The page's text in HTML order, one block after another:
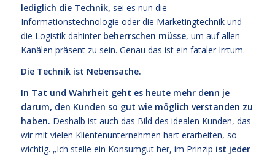
lediglich die Technik, sei es nun die
Informationstechnologie oder die Marketingtechnik und
die Logistik dahinter beherrschen müsse, um auf allen
Kanälen präsent zu sein. Genau das ist ein fataler Irrtum.
Die Technik ist Nebensache.
In Tat und Wahrheit geht es heute mehr denn je
darum, den Kunden so gut wie möglich verstanden zu
haben. Deshalb ist auch das Bild des idealen Kunden, das
wir mit vielen Klientenunternehmen hart erarbeiten, so
wichtig. „Ich stelle ein Konsumgut her, im Prinzip ist jeder